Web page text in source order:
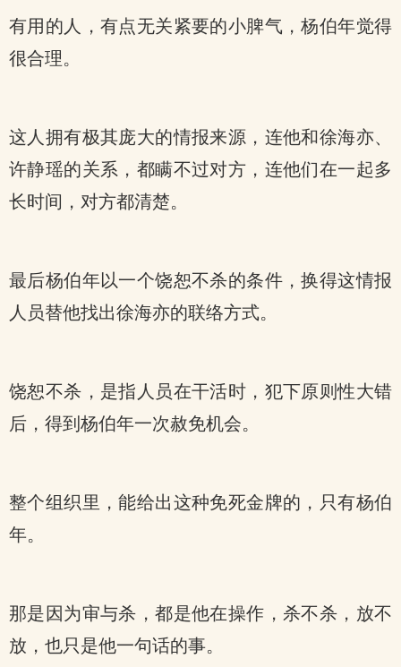
有用的人，有点无关紧要的小脾气，杨伯年觉得
很合理。
这人拥有极其庞大的情报来源，连他和徐海亦、
许静瑶的关系，都瞒不过对方，连他们在一起多
长时间，对方都清楚。
最后杨伯年以一个饶恕不杀的条件，换得这情报
人员替他找出徐海亦的联络方式。
饶恕不杀，是指人员在干活时，犯下原则性大错
后，得到杨伯年一次赦免机会。
整个组织里，能给出这种免死金牌的，只有杨伯
年。
那是因为审与杀，都是他在操作，杀不杀，放不
放，也只是他一句话的事。